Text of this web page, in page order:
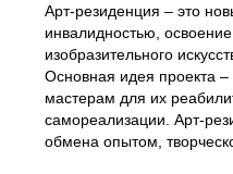
Арт-резиденция – это
инвалидностью,
изобразительного
Основная идея проекта
мастерам для их
самореализации. Арт-
обмена опытом,